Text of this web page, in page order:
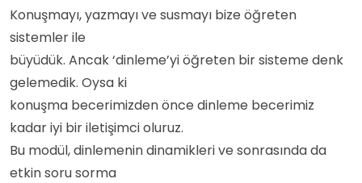
Konuşmayı, yazmayı ve susmayı bize öğreten
sistemler ile
büyüdük. Ancak ‘dinleme’yi öğreten bir sisteme denk
gelemedik. Oysa ki
konuşma becerimizden önce dinleme becerimiz
kadar iyi bir iletişimci oluruz.
Bu modül, dinlemenin dinamikleri ve sonrasında da
etkin soru sorma